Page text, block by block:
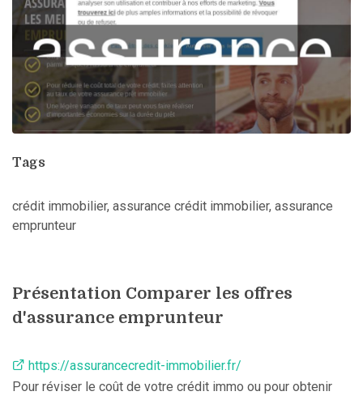
Tags
crédit immobilier, assurance crédit immobilier, assurance
emprunteur
Présentation Comparer les offres
d'assurance emprunteur
https://assurancecredit-immobilier.fr/
Pour réviser le coût de votre crédit immo ou pour obtenir